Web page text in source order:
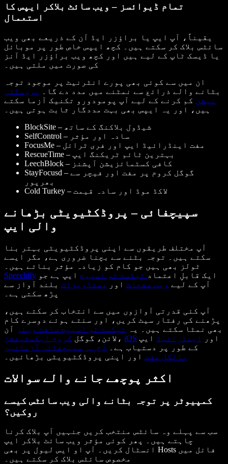
تمام ڈیوائسز – ویب سائٹ بلاکر ایپس کا
استعمال
یقیناً، آپ ایپ یا براؤزر ایڈ آن کے ذریعے بھی ویب
سائٹس بلاک کر سکتے ہیں۔ کچھ ایپس خاص طور پر موبائل
یا ڈیسک ٹاپ کے لیے ہیں اور کچھ ویب براؤزر ایڈ آنز
کی صورت میں ملتی ہیں۔
ان میں سے کوئی بھی پورے انٹرنیٹ پر موجود توجہ
بٹانے والے ذرائع سے نمٹنے میں مدد دے گا۔
پروسکٹی
نیشن کم کرنے کے لیے آپ پومودورو تکنیک آزما سکتے
ہیں، اور یہ ایپس بھی بہت مددگار ثابت ہوتی ہیں۔
BlockSite
– شیڈول بلاکنگ کے ساتھ
SelfControl
– سادہ اور مؤثر
FocusMe
– مفت اینڈرائیڈ ایپ اور فری ٹرائل
RescueTime
– بہترین ٹائم ٹریکنگ ایپ
LeechBlock
– کافی کسٹمائزیشن آپشنز
StayFocusd – گوگل کروم پر مفت اور فیچر سے
بھرپور
Cold Turkey
– لاکڈ موڈ اور سادہ قیمت
سپیچفائی – پروڈکٹیویٹی بڑھانے
والی ایپ
آپ مختلف طریقوں سے اپنی پروڈکٹیویٹی بہتر بنا
سکتے ہیں۔ توجہ بٹنے سے بچنا ضروری ہے، مگر ایسے
ٹولز بھی ہیں جو کام کو زیادہ مؤثر بناتے ہیں۔
Speechify
ایک قابلِ اعتماد ٹیکسٹ ٹو اسپیچ ایپ ہے جو
آپ کے لیے ویب صفحات اور دستاویزات بلند آواز سے
پڑھ سکتی ہے۔
آپ کئی قدرتی آوازوں میں سے انتخاب کر سکتے ہیں،
پڑھنے کی رفتار سیٹ کریں، اور سنتے ہوئے دوسرے کام
بھی نمٹا سکتے ہیں۔ یہ
ٹیکسٹ ٹو اسپیچ سافٹ ویئر
آن
لائن، گوگل کروم ایکسٹینشن ، iOS اور اینڈرائیڈ
ایپ
کے طور پر دستیاب ہے۔
آج ہی سپیچفائی آزمائیں
بالکل مفت اور اپنی پروڈکٹیویٹی بڑھائیں۔
اکثر پوچھے جانے والے سوالات
کمپیوٹر پر توجہ بٹانے والی ویب سائٹس کیسے
روکیں؟
سب سے پہلے وہ سائٹس منتخب کریں جنہیں آپ بلاک کرنا
چاہتے ہیں۔ پھر کوئی مؤثر ویب سائٹ بلاکر ایپ
انسٹال کریں۔ آپ او ایس لیول پر بھی Hosts فائل میں
مخصوص سائٹس بلاک کر سکتے ہیں۔